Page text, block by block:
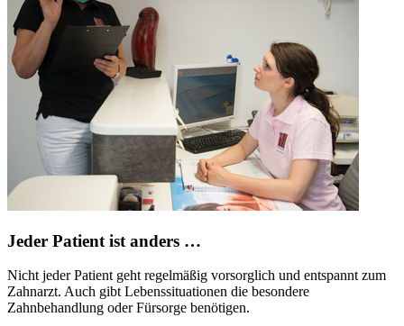
Jeder Patient ist anders …
Nicht jeder Patient geht regelmäßig vorsorglich und entspannt zum
Zahnarzt. Auch gibt Lebenssituationen die besondere
Zahnbehandlung oder Fürsorge benötigen.